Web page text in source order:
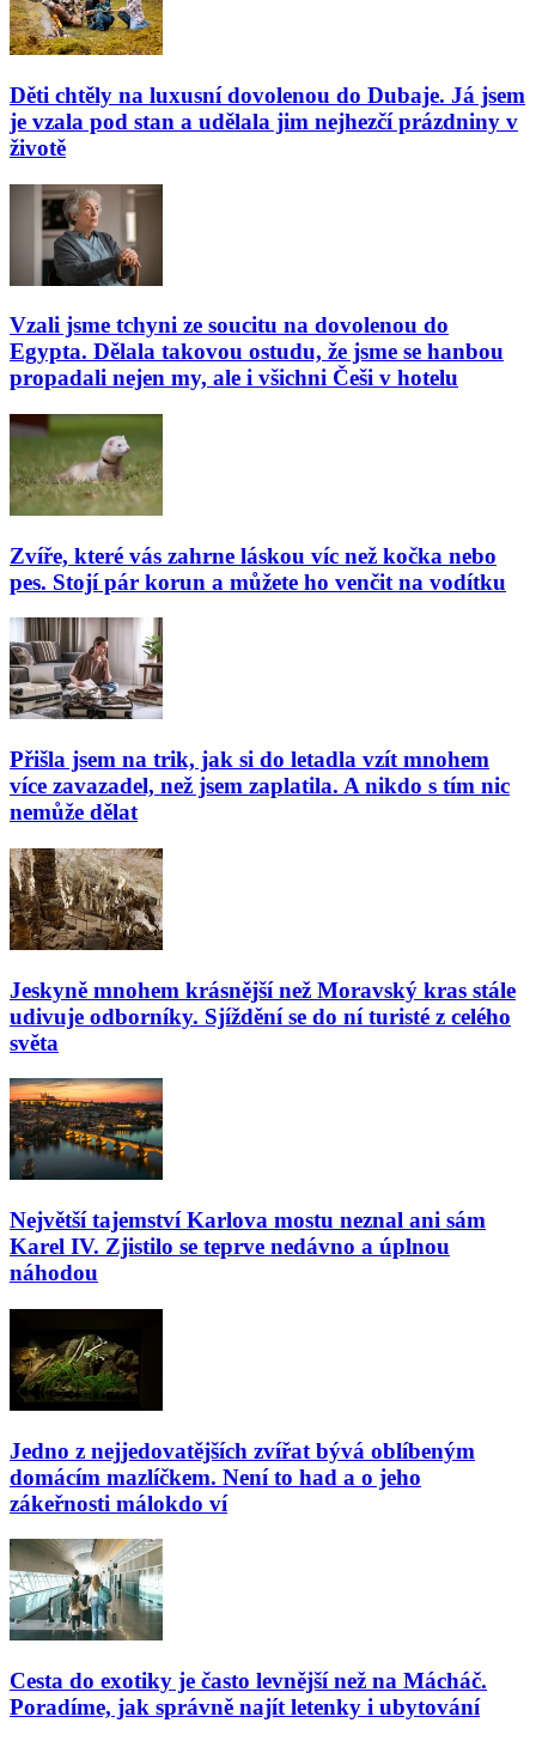
Děti chtěly na luxusní dovolenou do Dubaje. Já jsem
je vzala pod stan a udělala jim nejhezčí prázdniny v
životě
Vzali jsme tchyni ze soucitu na dovolenou do
Egypta. Dělala takovou ostudu, že jsme se hanbou
propadali nejen my, ale i všichni Češi v hotelu
Zvíře, které vás zahrne láskou víc než kočka nebo
pes. Stojí pár korun a můžete ho venčit na vodítku
Přišla jsem na trik, jak si do letadla vzít mnohem
více zavazadel, než jsem zaplatila. A nikdo s tím nic
nemůže dělat
Jeskyně mnohem krásnější než Moravský kras stále
udivuje odborníky. Sjíždění se do ní turisté z celého
světa
Největší tajemství Karlova mostu neznal ani sám
Karel IV. Zjistilo se teprve nedávno a úplnou
náhodou
Jedno z nejjedovatějších zvířat bývá oblíbeným
domácím mazlíčkem. Není to had a o jeho
zákeřnosti málokdo ví
Cesta do exotiky je často levnější než na Mácháč.
Poradíme, jak správně najít letenky i ubytování